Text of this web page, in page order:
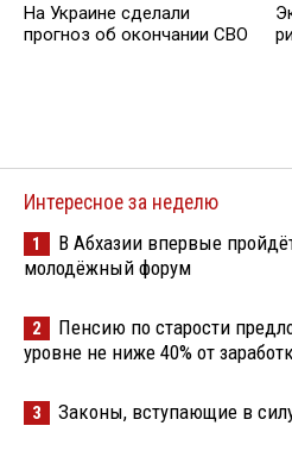
На Украине сделали
прогноз об окончании СВО
Интересное за неделю
1
В Абхазии впервые
молодёжный форум
2
Пенсию по старости
уровне не ниже 40% от
3 Законы, вступающие в